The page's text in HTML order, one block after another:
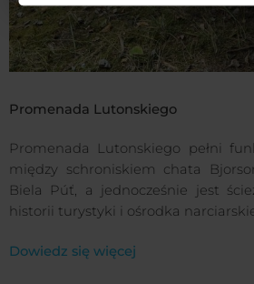
Promenada Lutonskiego
Promenada Lutonskiego pełni
między schroniskiem chata
Biela Púť, a jednocześnie jest
historii turystyki i ośrodka
Dowiedz się więcej